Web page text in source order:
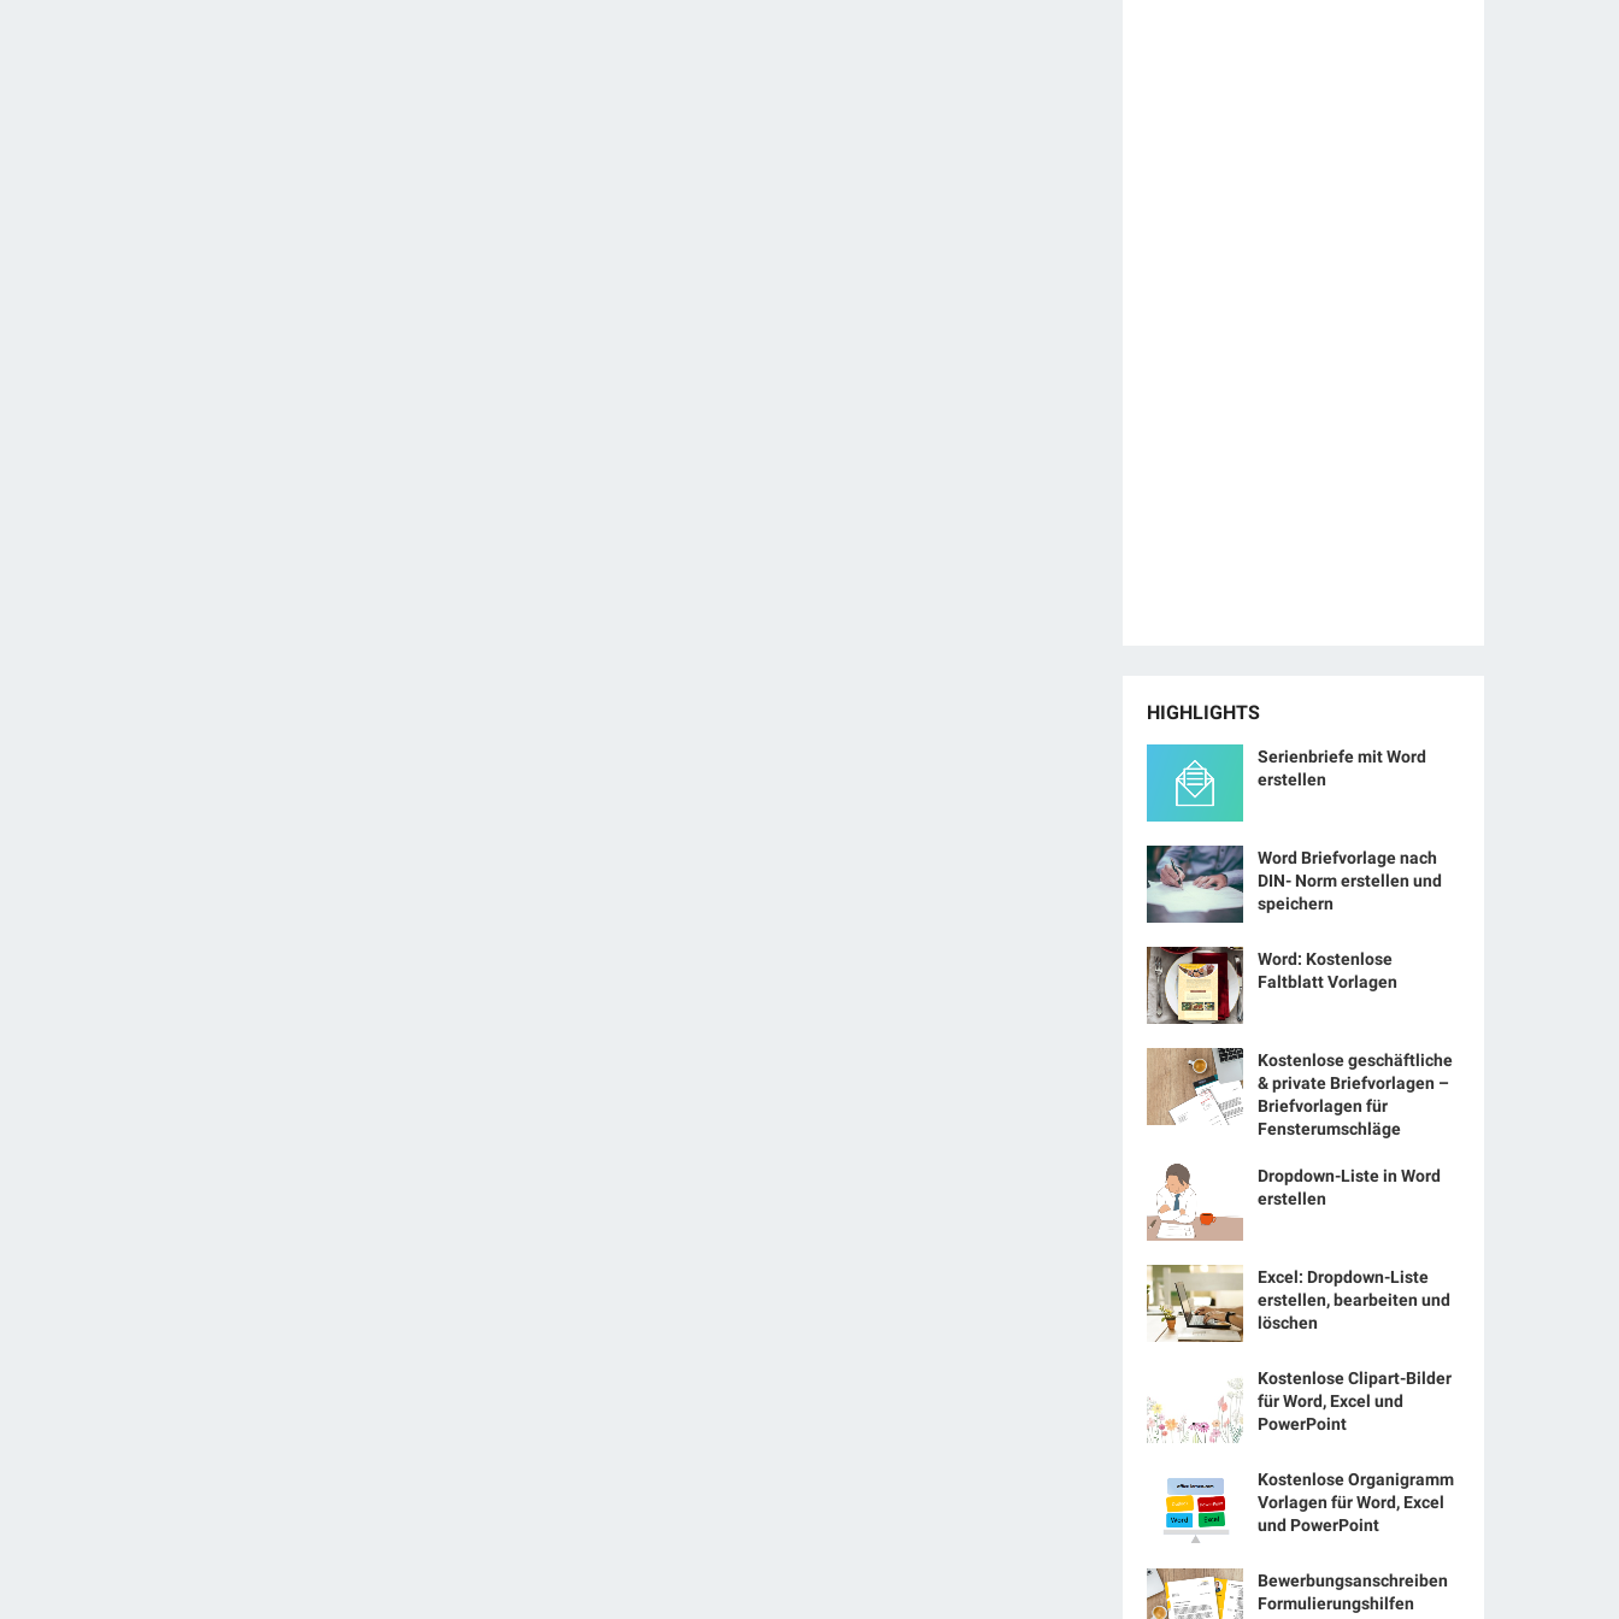
HIGHLIGHTS
Serienbriefe mit Word
erstellen
Word Briefvorlage nach
DIN- Norm erstellen und
speichern
Word: Kostenlose
Faltblatt Vorlagen
Kostenlose geschäftliche
& private Briefvorlagen –
Briefvorlagen für
Fensterumschläge
Dropdown-Liste in Word
erstellen
Excel: Dropdown-Liste
erstellen, bearbeiten und
löschen
Kostenlose Clipart-Bilder
für Word, Excel und
PowerPoint
Kostenlose Organigramm
Vorlagen für Word, Excel
und PowerPoint
Bewerbungsanschreiben
Formulierungshilfen